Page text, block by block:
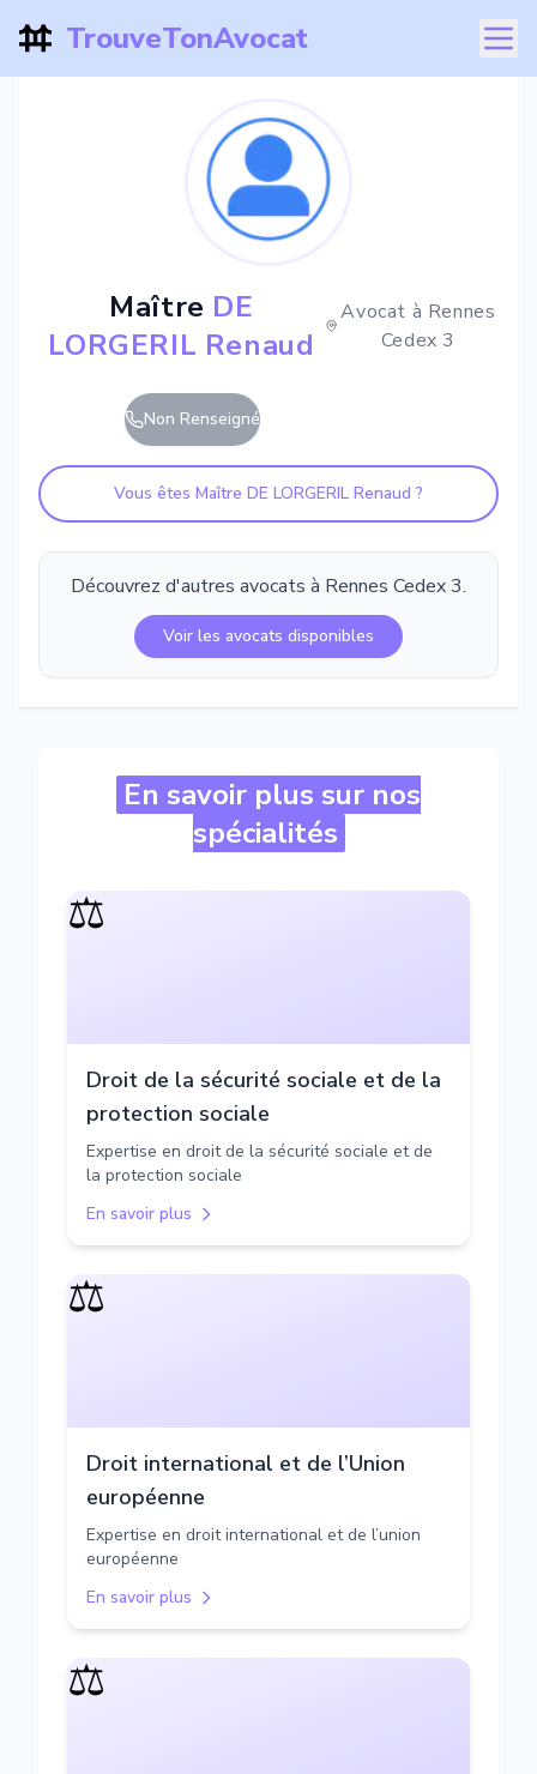
TrouveTonAvocat
Maître DE
LORGERIL Renaud
Avocat à Rennes
Cedex 3
Non Renseigné
Vous êtes Maître DE LORGERIL Renaud ?
Découvrez d'autres avocats à Rennes Cedex 3.
Voir les avocats disponibles
En savoir plus sur nos
spécialités
⚖️
Droit de la sécurité sociale et de la
protection sociale
Expertise en droit de la sécurité sociale et de
la protection sociale
En savoir plus
⚖️
Droit international et de l’Union
européenne
Expertise en droit international et de l’union
européenne
En savoir plus
⚖️